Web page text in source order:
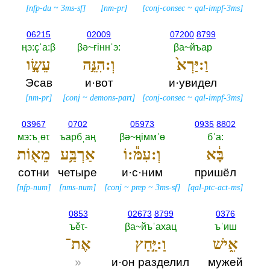
[conj-consec ~qal-impf-3ms]
[nm-pr]
[nfp-du ~3ms-sf]
07200 8799
βа~йъар
וַ:יַּרְא֙
и·увидел
[conj-consec ~qal-impf-3ms]
02009
βә~ғiннˈэ:‎
וְ:הִנֵּ֣ה
и·вот
[conj ~demons-part]
06215
ңэ:çˈа:β
עֵשָׂ֣ו
Эсав
[nm-pr]
0935 8802
бˈа:‎
בָּ֔א
пришёл
[qal-ptc-act-ms]
05973
βә~ңiммˈө
וְ:עִמּ֕:וֹ
и·с·ним
[conj ~prep ~3ms-sf]
0702
ъарбˌаң
אַרְבַּ֥ע
четыре
[nms-num]
03967
мэ:ъˌөτ
מֵא֖וֹת
сотни
[nfp-num]
0376
ъˈиш
אִ֑ישׁ
мужей
02673 8799
βа~йъˈахац
וַ:יַּ֣חַץ
и·он разделил
0853
ъěτ-‎
אֶת־
»